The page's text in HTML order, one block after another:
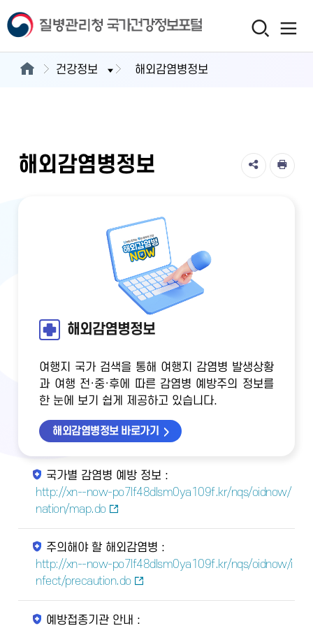
건강정보 해외감염병정보
해외감염병정보
해외감염병정보
여행지 국가 검색을 통해 여행지 감염병 발생상황
과 여행 전·중·후에 따른 감염병 예방주의 정보를
한 눈에 보기 쉽게 제공하고 있습니다.
해외감염병정보 바로가기
국가별 감염병 예방 정보 :
http://xn--now-po7lf48dlsm0ya109f.kr/nqs/oidnow/
nation/map.do
주의해야 할 해외감염병 :
http://xn--now-po7lf48dlsm0ya109f.kr/nqs/oidnow/i
nfect/precaution.do
예방접종기관 안내 :